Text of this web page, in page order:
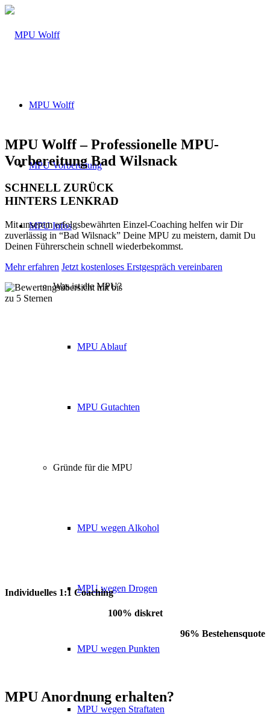
MPU Wolff
MPU Vorbereitung
MPU Infos
Was ist die MPU?
MPU Ablauf
MPU Gutachten
Gründe für die MPU
MPU wegen Alkohol
MPU wegen Drogen
MPU wegen Punkten
MPU wegen Straftaten
MPU Wolff – Professionelle MPU-
Vorbereitung Bad Wilsnack
SCHNELL ZURÜCK
HINTERS LENKRAD
Mit unserem erfolgsbewährten Einzel-Coaching helfen wir Dir
zuverlässig in “Bad Wilsnack” Deine MPU zu meistern, damit Du
Deinen Führerschein schnell wiederbekommst.
Mehr erfahren Jetzt kostenloses Erstgespräch vereinbaren
Individuelles 1:1 Coaching
100% diskret
96% Bestehensquote
MPU Anordnung erhalten?